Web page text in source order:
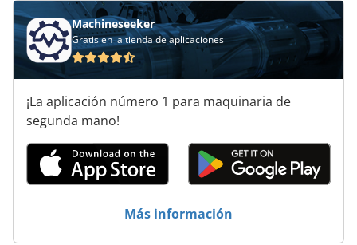
Machineseeker
Gratis en la tienda de aplicaciones
¡La aplicación número 1 para maquinaria de
segunda mano!
Más información